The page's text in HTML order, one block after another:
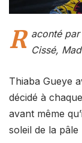
R aconté
Cissé,
Thiaba Gueye
décidé à
avant même
soleil de la